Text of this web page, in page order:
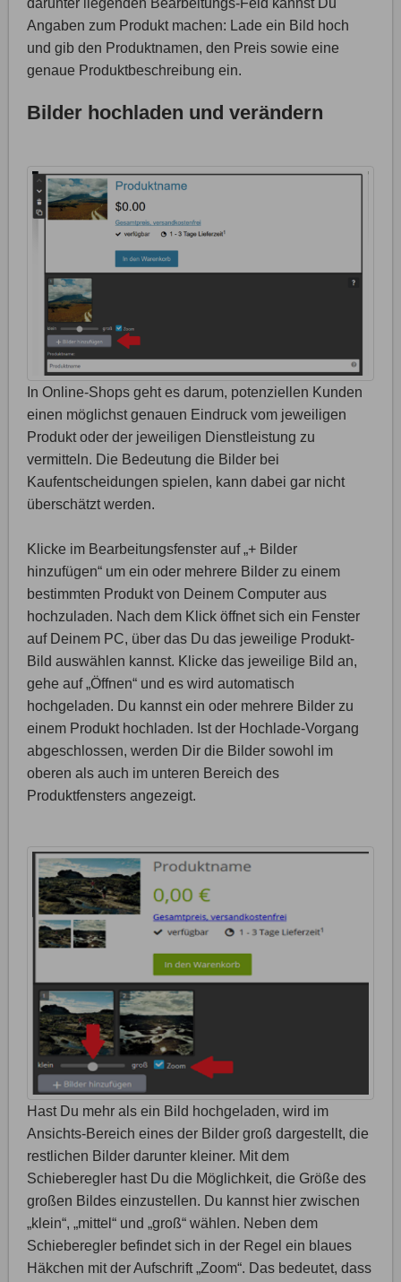
Angaben zum Produkt machen: Lade ein Bild hoch
und gib den Produktnamen, den Preis sowie eine
genaue Produktbeschreibung ein.
Bilder hochladen und verändern
In Online-Shops geht es darum, potenziellen Kunden
einen möglichst genauen Eindruck vom jeweiligen
Produkt oder der jeweiligen Dienstleistung zu
vermitteln. Die Bedeutung die Bilder bei
Kaufentscheidungen spielen, kann dabei gar nicht
überschätzt werden.
Klicke im Bearbeitungsfenster auf „+ Bilder
hinzufügen“ um ein oder mehrere Bilder zu einem
bestimmten Produkt von Deinem Computer aus
hochzuladen. Nach dem Klick öffnet sich ein Fenster
auf Deinem PC, über das Du das jeweilige Produkt-
Bild auswählen kannst. Klicke das jeweilige Bild an,
gehe auf „Öffnen“ und es wird automatisch
hochgeladen. Du kannst ein oder mehrere Bilder zu
einem Produkt hochladen. Ist der Hochlade-Vorgang
abgeschlossen, werden Dir die Bilder sowohl im
oberen als auch im unteren Bereich des
Produktfensters angezeigt.
Hast Du mehr als ein Bild hochgeladen, wird im
Ansichts-Bereich eines der Bilder groß dargestellt, die
restlichen Bilder darunter kleiner. Mit dem
Schieberegler hast Du die Möglichkeit, die Größe des
großen Bildes einzustellen. Du kannst hier zwischen
„klein“, „mittel“ und „groß“ wählen. Neben dem
Schieberegler befindet sich in der Regel ein blaues
Häkchen mit der Aufschrift „Zoom“. Das bedeutet, dass